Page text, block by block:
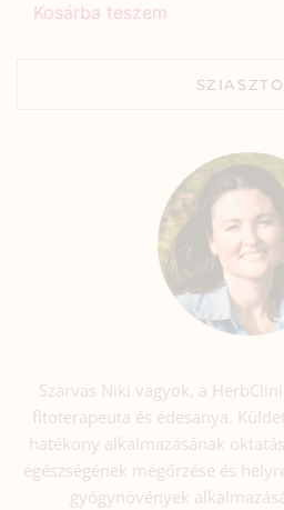
Kosárba teszem
Szarvas Niki vagyok, a
fitoterapeuta és édesanya.
hatékony alkalmazásának
egészségének megőrzése és
gyógynövények